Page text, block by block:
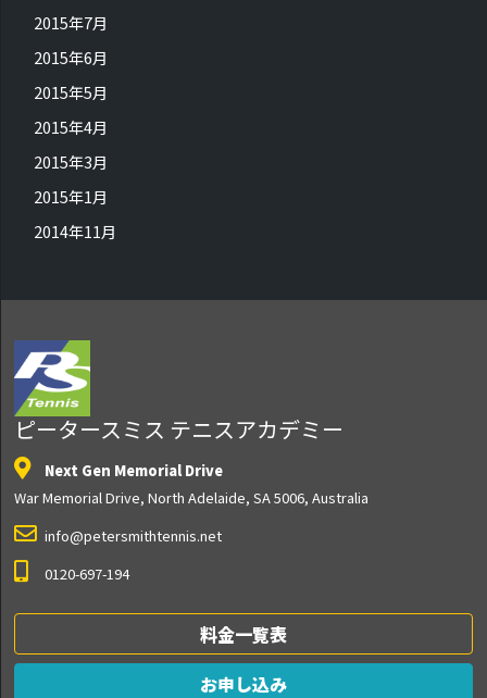
2015年7月
2015年6月
2015年5月
2015年4月
2015年3月
2015年1月
2014年11月
ピータースミス テニスアカデミー
Next Gen Memorial Drive
War Memorial Drive, North Adelaide, SA 5006, Australia
info@petersmithtennis.net
0120-697-194
料金一覧表
お申し込み